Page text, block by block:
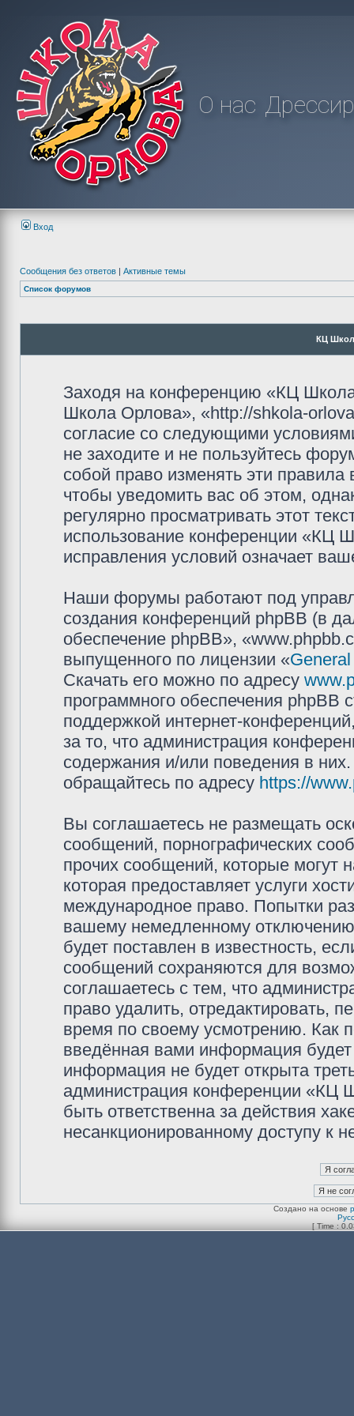
О нас
Вход
Сообщения без ответов | Активные темы
Список форумов
КЦ
Заходя на конференцию «КЦ
Школа Орлова», «http://shkola-
согласие со следующими
не заходите и не пользуйтесь
собой право изменять эти
чтобы уведомить вас об этом,
регулярно просматривать этот
использование конференции «КЦ
исправления условий означает
Наши форумы работают под
создания конференций phpBB (в
обеспечение phpBB»,
выпущенного по лицензии «
Скачать его можно по адресу
программного обеспечения phpBB
поддержкой интернет-
за то, что администрация
содержания и/или поведения в
обращайтесь по адресу https://
Вы соглашаетесь не размещать
сообщений, порнографических
прочих сообщений, которые могут
которая предоставляет услуги
международное право. Попытки
вашему немедленному
будет поставлен в известность,
сообщений сохраняются для
соглашаетесь с тем, что
право удалить, отредактировать,
время по своему усмотрению. Как
введённая вами информация
информация не будет открыта
администрация конференции «КЦ
быть ответственна за действия
несанкционированному доступу к
Создано на основе
[ Time :